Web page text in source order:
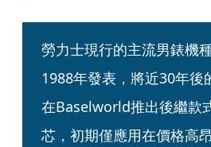
勞力士現行的主流男錶機
1988年發表，將近30年後
在Baselworld推出後繼款
芯，初期僅應用在價格高